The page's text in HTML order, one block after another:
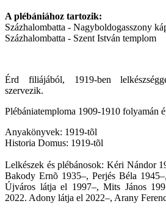
A plébániához tartozik:
Százhalombatta - Nagyboldogasszony
Százhalombatta - Szent István templom
Érd filiájából, 1919-ben
szervezik.
Plébániatemploma 1909-1910 folyamán
Anyakönyvek: 1919-tõl
Historia Domus: 1919-tõl
Lelkészek és plébánosok: Kéri Nándor
Bakody Ernõ 1935–, Perjés Béla
Újváros látja el 1997–, Mits János
2022. Adony látja el 2022–, Arany